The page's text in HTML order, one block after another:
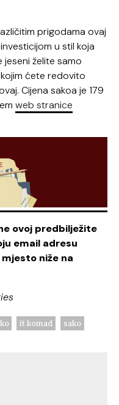
prigodama ovaj
u stil koja
želite samo
ćete redovito
Cijena sakoa je 179
web stranice
ovoj predbilježite
email adresu
niže na
it komad sako